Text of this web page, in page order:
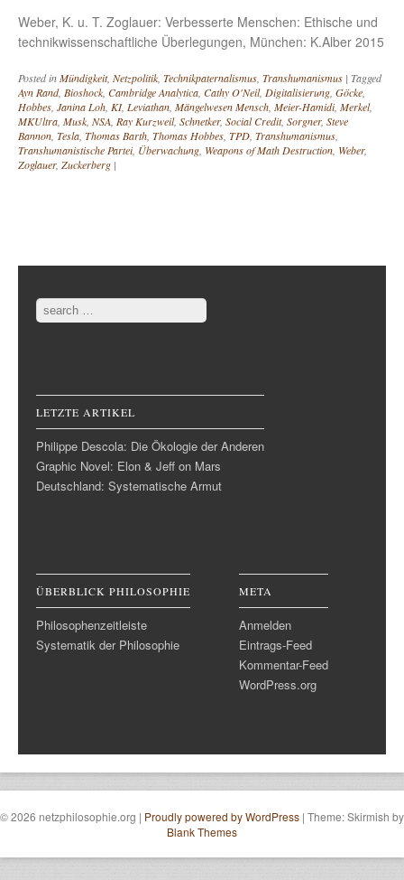
Weber, K. u. T. Zoglauer: Verbesserte Menschen: Ethische und
technikwissenschaftliche Überlegungen, München: K.Alber 2015
Posted inMündigkeit, Netzpolitik, Technikpaternalismus, Transhumanismus | Tagged
Ayn Rand, Bioshock, Cambridge Analytica, Cathy O'Neil, Digitalisierung, Göcke,
Hobbes, Janina Loh, KI, Leviathan, Mängelwesen Mensch, Meier-Hamidi, Merkel,
MKUltra, Musk, NSA, Ray Kurzweil, Schnetker, Social Credit, Sorgner, Steve
Bannon, Tesla, Thomas Barth, Thomas Hobbes, TPD, Transhumanismus,
Transhumanistische Partei, Überwachung, Weapons of Math Destruction, Weber,
Zoglauer, Zuckerberg |
Post navigation
Search
LETZTE ARTIKEL
Philippe Descola: Die Ökologie der Anderen
Graphic Novel: Elon & Jeff on Mars
Deutschland: Systematische Armut
ÜBERBLICK PHILOSOPHIE
Philosophenzeitleiste
Systematik der Philosophie
META
Anmelden
Eintrags-Feed
Kommentar-Feed
WordPress.org
© 2026 netzphilosophie.org | Proudly powered by WordPress | Theme: Skirmish by
Blank Themes